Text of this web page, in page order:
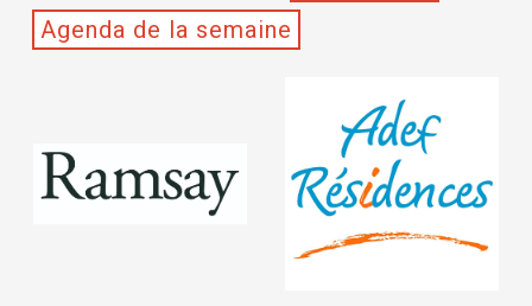
Agenda de la semaine